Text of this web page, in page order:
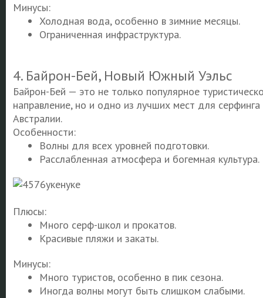
Минусы:
Холодная вода, особенно в зимние месяцы.
Ограниченная инфраструктура.
4. Байрон-Бей, Новый Южный Уэльс
Байрон-Бей — это не только популярное
направление, но и одно из лучших мест для серфинга
Австралии.
Особенности:
Волны для всех уровней подготовки.
Расслабленная атмосфера и богемная культура.
Плюсы:
Много серф-школ и прокатов.
Красивые пляжи и закаты.
Минусы:
Много туристов, особенно в пик сезона.
Иногда волны могут быть слишком слабыми.